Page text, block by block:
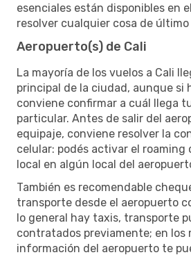
esenciales están disponibles en
resolver cualquier cosa de
Aeropuerto(s) de Cali
La mayoría de los vuelos a Cali
principal de la ciudad, aunque si
conviene confirmar a cuál llega
particular. Antes de salir del
equipaje, conviene resolver la
celular: podés activar el roaming
local en algún local del
También es recomendable
transporte desde el aeropuerto
lo general hay taxis, transporte
contratados previamente; en los
información del aeropuerto te